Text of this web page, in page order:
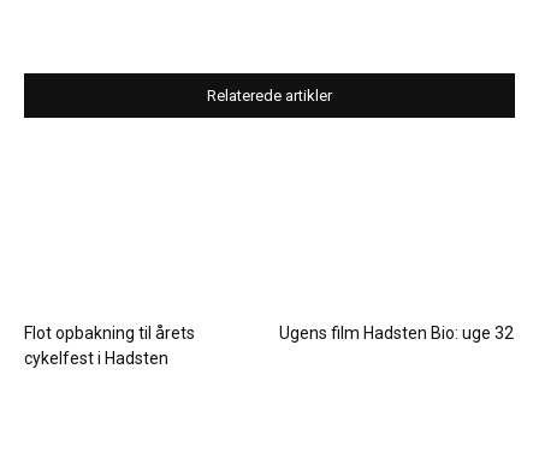
Relaterede artikler
Flot opbakning til årets
cykelfest i Hadsten
Ugens film Hadsten Bio: uge 32